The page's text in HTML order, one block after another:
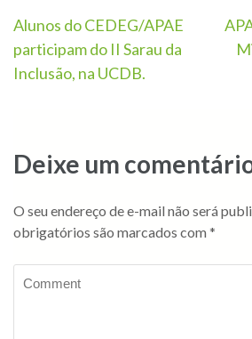
Alunos do CEDEG/APAE
participam do II Sarau da
Inclusão, na UCDB.
Deixe um
O seu endereço de e-mail não será
obrigatórios são marcados com *